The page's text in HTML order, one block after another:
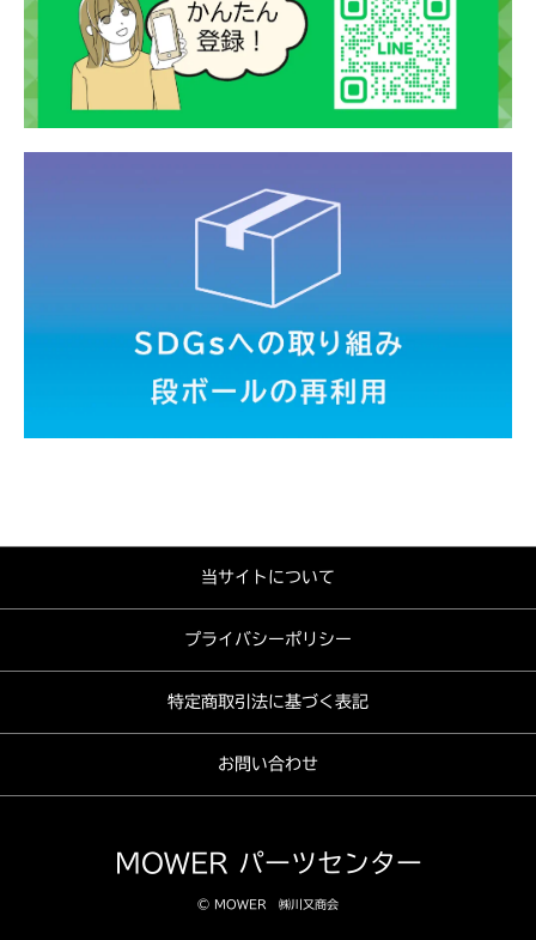
当サイトについて
プライバシーポリシー
特定商取引法に基づく表記
お問い合わせ
MOWER パーツセンター
© MOWER ㈱川又商会